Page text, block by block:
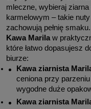
mleczne, wybieraj
karmelowym – takie
Kawa Marila w
które łatwo dopasujesz
biurze:
Kawa ziarnista
ceniona przy
wygodne duże
Kawa ziarnista